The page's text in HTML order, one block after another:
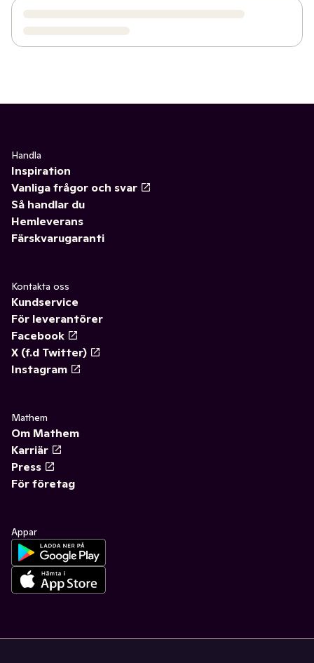
Handla
Inspiration
Vanliga frågor och svar
Så handlar du
Hemleverans
Färskvarugaranti
Kontakta oss
Kundservice
För leverantörer
Facebook
X (f.d Twitter)
Instagram
Mathem
Om Mathem
Karriär
Press
För företag
Appar